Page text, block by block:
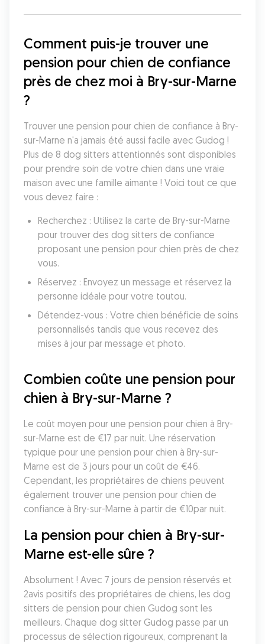
Comment puis-je trouver une
pension pour chien de confiance
près de chez moi à Bry-sur-Marne
?
Trouver une pension pour chien de confiance à Bry-
sur-Marne n'a jamais été aussi facile avec Gudog !
Plus de 8 dog sitters attentionnés sont disponibles
pour prendre soin de votre chien dans une vraie
maison avec une famille aimante ! Voici tout ce que
vous devez faire :
Recherchez : Utilisez la carte de Bry-sur-Marne
pour trouver des dog sitters de confiance
proposant une pension pour chien près de chez
vous.
Réservez : Envoyez un message et réservez la
personne idéale pour votre toutou.
Détendez-vous : Votre chien bénéficie de soins
personnalisés tandis que vous recevez des
mises à jour par message et photo.
Combien coûte une pension pour
chien à Bry-sur-Marne ?
Le coût moyen pour une pension pour chien à Bry-
sur-Marne est de €17 par nuit. Une réservation
typique pour une pension pour chien à Bry-sur-
Marne est de 3 jours pour un coût de €46.
Cependant, les propriétaires de chiens peuvent
également trouver une pension pour chien de
confiance à Bry-sur-Marne à partir de €10par nuit.
La pension pour chien à Bry-sur-
Marne est-elle sûre ?
Absolument ! Avec 7 jours de pension réservés et
2avis positifs des propriétaires de chiens, les dog
sitters de pension pour chien Gudog sont les
meilleurs. Chaque dog sitter Gudog passe par un
processus de sélection rigoureux, comprenant la